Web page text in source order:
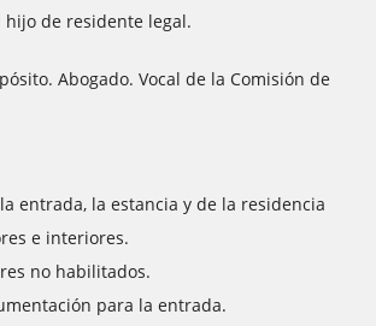
hijo de residente legal.
Abogado. Vocal de la Comisión de
entrada, la estancia y de la residencia
e interiores.
no habilitados.
para la entrada.